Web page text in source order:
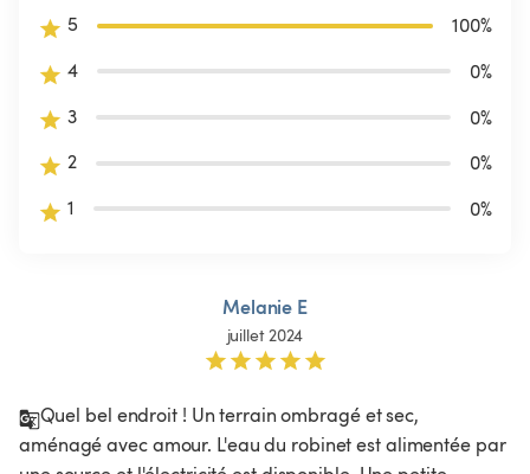
5
100%
4
0%
3
0%
2
0%
1
0%
Melanie E
juillet 2024
Quel bel endroit ! Un terrain ombragé et sec,
aménagé avec amour. L'eau du robinet est alimentée par